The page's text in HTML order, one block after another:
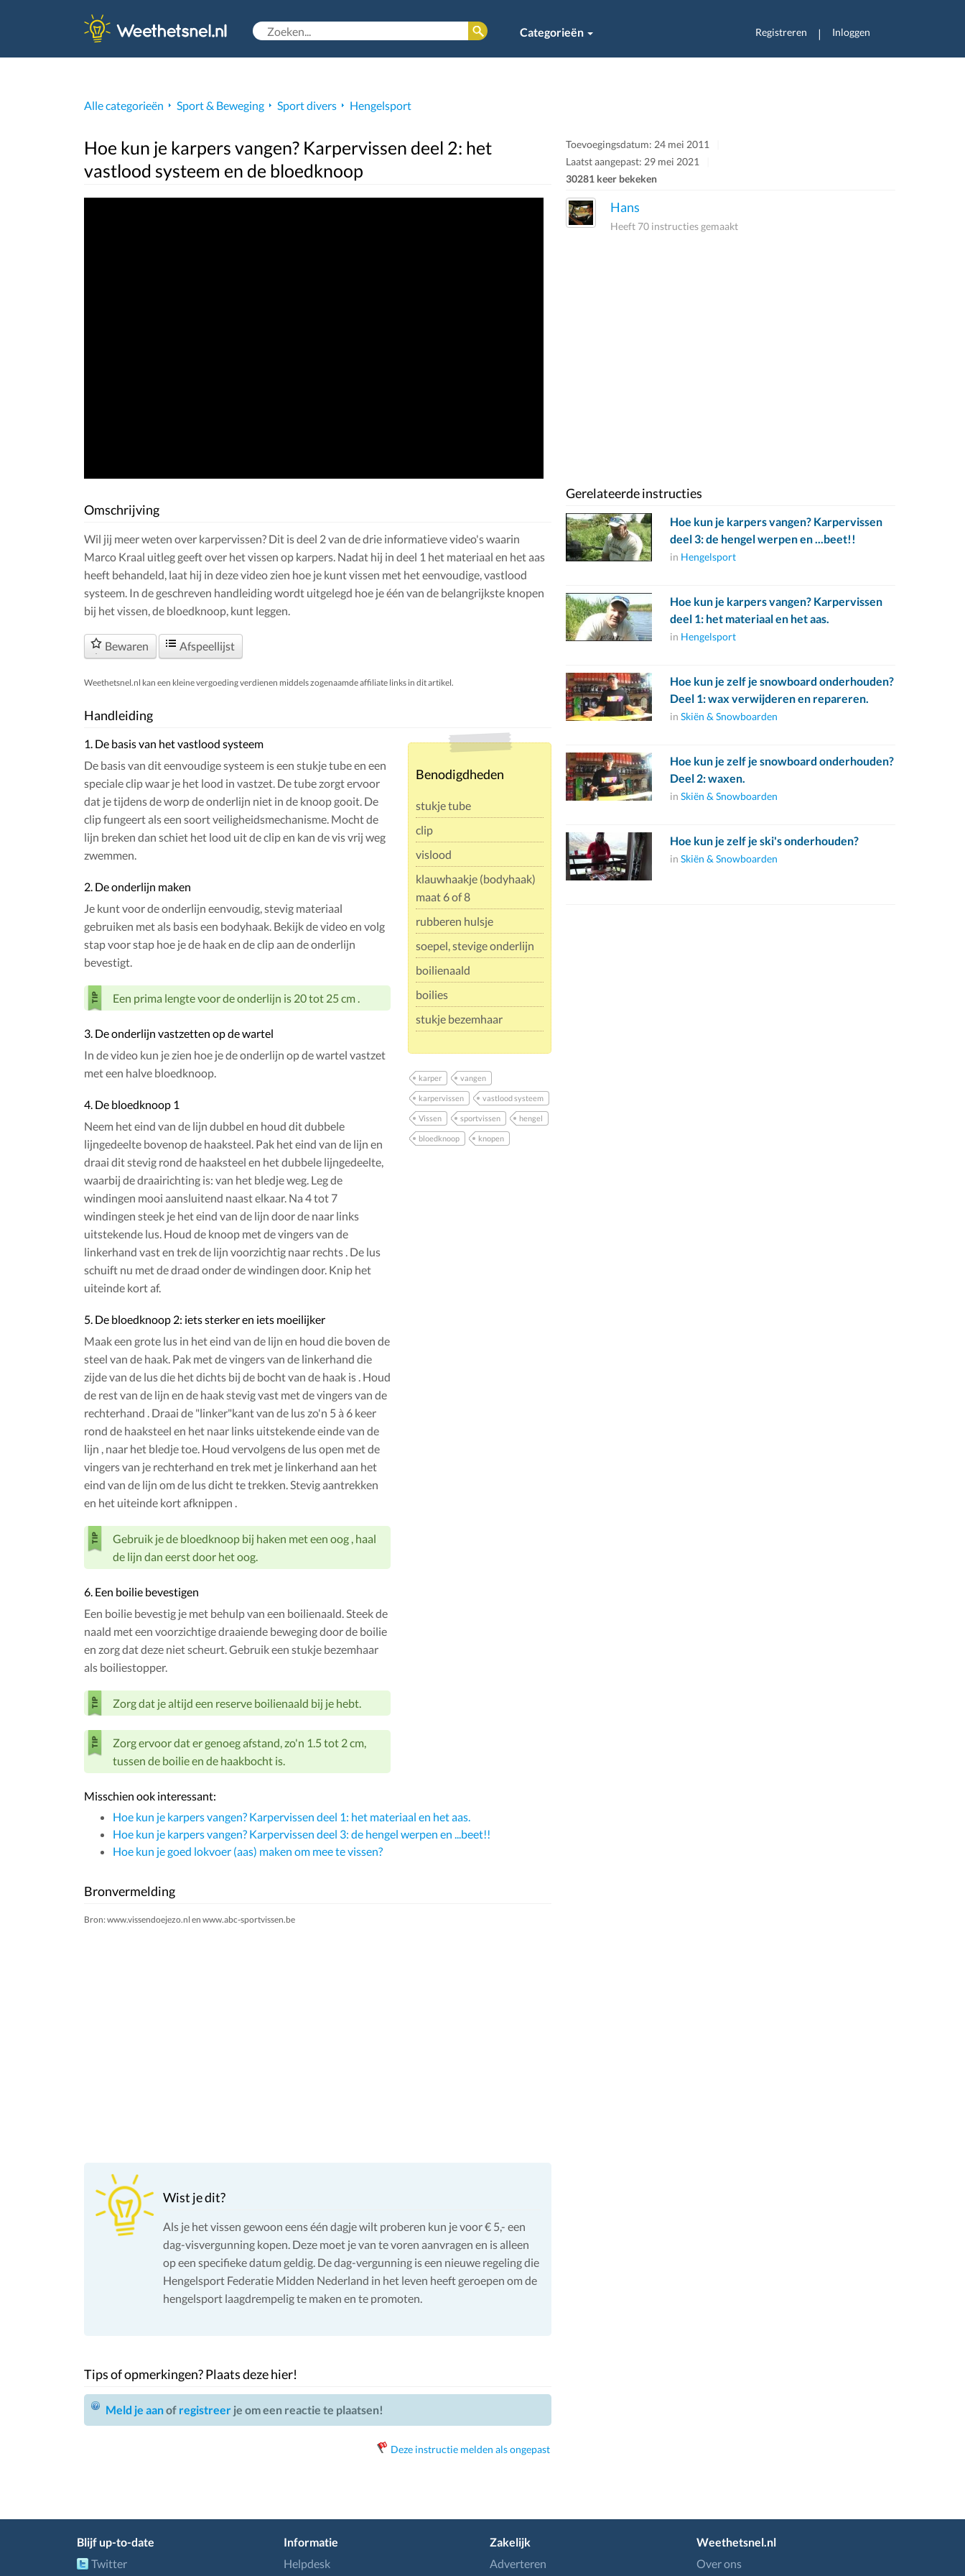
Categorieën Registreren | Inloggen
Alle categorieën Sport & Beweging Sport divers Hengelsport
Hoe kun je karpers vangen? Karpervissen deel 2: het
vastlood systeem en de bloedknoop
Toevoegingsdatum: 24 mei 2011
Laatst aangepast: 29 mei 2021
30281 keer bekeken
Omschrijving
Wil jij meer weten over karpervissen? Dit is deel 2 van de drie informatieve video's waarin
Marco Kraal uitleg geeft over het vissen op karpers. Nadat hij in deel 1 het materiaal en het aas
heeft behandeld, laat hij in deze video zien hoe je kunt vissen met het eenvoudige, vastlood
systeem. In de geschreven handleiding wordt uitgelegd hoe je één van de belangrijkste knopen
bij het vissen, de bloedknoop, kunt leggen.
Bewaren Afspeellijst
Weethetsnel.nl kan een kleine vergoeding verdienen middels zogenaamde affiliate links in dit artikel.
Handleiding
Benodigdheden
stukje tube
clip
vislood
klauwhaakje (bodyhaak)
maat 6 of 8
rubberen hulsje
soepel, stevige onderlijn
boilienaald
boilies
stukje bezemhaar
karper vangen
karpervissen vastlood systeem
Vissen sportvissen hengel
bloedknoop knopen
1. De basis van het vastlood systeem
De basis van dit eenvoudige systeem is een stukje tube en een
speciale clip waar je het lood in vastzet. De tube zorgt ervoor
dat je tijdens de worp de onderlijn niet in de knoop gooit. De
clip fungeert als een soort veiligheidsmechanisme. Mocht de
lijn breken dan schiet het lood uit de clip en kan de vis vrij weg
zwemmen.
2. De onderlijn maken
Je kunt voor de onderlijn eenvoudig, stevig materiaal
gebruiken met als basis een bodyhaak. Bekijk de video en volg
stap voor stap hoe je de haak en de clip aan de onderlijn
bevestigt.
Een prima lengte voor de onderlijn is 20 tot 25 cm .
3. De onderlijn vastzetten op de wartel
In de video kun je zien hoe je de onderlijn op de wartel vastzet
met een halve bloedknoop.
4. De bloedknoop 1
Neem het eind van de lijn dubbel en houd dit dubbele
lijngedeelte bovenop de haaksteel. Pak het eind van de lijn en
draai dit stevig rond de haaksteel en het dubbele lijngedeelte,
waarbij de draairichting is: van het bledje weg. Leg de
windingen mooi aansluitend naast elkaar. Na 4 tot 7
windingen steek je het eind van de lijn door de naar links
uitstekende lus. Houd de knoop met de vingers van de
linkerhand vast en trek de lijn voorzichtig naar rechts . De lus
schuift nu met de draad onder de windingen door. Knip het
uiteinde kort af.
5. De bloedknoop 2: iets sterker en iets moeilijker
Maak een grote lus in het eind van de lijn en houd die boven de
steel van de haak. Pak met de vingers van de linkerhand die
zijde van de lus die het dichts bij de bocht van de haak is . Houd
de rest van de lijn en de haak stevig vast met de vingers van de
rechterhand . Draai de "linker"kant van de lus zo'n 5 à 6 keer
rond de haaksteel en het naar links uitstekende einde van de
lijn , naar het bledje toe. Houd vervolgens de lus open met de
vingers van je rechterhand en trek met je linkerhand aan het
eind van de lijn om de lus dicht te trekken. Stevig aantrekken
en het uiteinde kort afknippen .
Gebruik je de bloedknoop bij haken met een oog , haal
de lijn dan eerst door het oog.
6. Een boilie bevestigen
Een boilie bevestig je met behulp van een boilienaald. Steek de
naald met een voorzichtige draaiende beweging door de boilie
en zorg dat deze niet scheurt. Gebruik een stukje bezemhaar
als boiliestopper.
Zorg dat je altijd een reserve boilienaald bij je hebt.
Zorg ervoor dat er genoeg afstand, zo'n 1.5 tot 2 cm,
tussen de boilie en de haakbocht is.
Misschien ook interessant:
Hoe kun je karpers vangen? Karpervissen deel 1: het materiaal en het aas.
Hoe kun je karpers vangen? Karpervissen deel 3: de hengel werpen en ...beet!!
Hoe kun je goed lokvoer (aas) maken om mee te vissen?
Bronvermelding
Bron: www.vissendoejezo.nl en www.abc-sportvissen.be
Wist je dit?
Als je het vissen gewoon eens één dagje wilt proberen kun je voor € 5,- een
dag-visvergunning kopen. Deze moet je van te voren aanvragen en is alleen
op een specifieke datum geldig. De dag-vergunning is een nieuwe regeling die
Hengelsport Federatie Midden Nederland in het leven heeft geroepen om de
hengelsport laagdrempelig te maken en te promoten.
Tips of opmerkingen? Plaats deze hier!
Meld je aanof registreer je om een reactie te plaatsen!
Deze instructie melden als ongepast
Hans
Heeft 70 instructies gemaakt
Gerelateerde instructies
Hoe kun je karpers vangen? Karpervissen
deel 3: de hengel werpen en ...beet!!
in Hengelsport
Hoe kun je karpers vangen? Karpervissen
deel 1: het materiaal en het aas.
in Hengelsport
Hoe kun je zelf je snowboard onderhouden?
Deel 1: wax verwijderen en repareren.
in Skiën & Snowboarden
Hoe kun je zelf je snowboard onderhouden?
Deel 2: waxen.
in Skiën & Snowboarden
Hoe kun je zelf je ski's onderhouden?
in Skiën & Snowboarden
Blijf up-to-date
Twitter
Informatie
Helpdesk
Zakelijk
Adverteren
Weethetsnel.nl
Over ons